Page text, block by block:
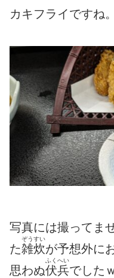
カキフライですね。
写真には撮ってま
た雑炊
ぞうすい
が予想外に
思わぬ伏兵
ふくへい
でした